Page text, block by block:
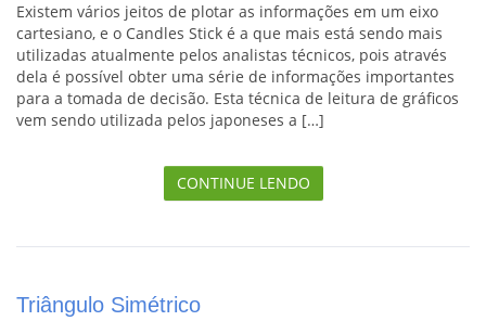
Existem vários jeitos de plotar as informações em um eixo
cartesiano, e o Candles Stick é a que mais está sendo mais
utilizadas atualmente pelos analistas técnicos, pois através
dela é possível obter uma série de informações importantes
para a tomada de decisão. Esta técnica de leitura de gráficos
vem sendo utilizada pelos japoneses a […]
CONTINUE LENDO
Triângulo Simétrico